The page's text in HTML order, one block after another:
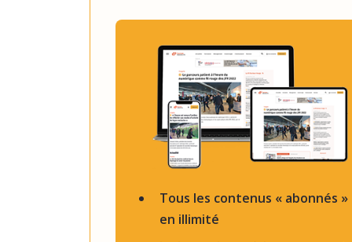
Tous les contenus « abonnés »
en illimité